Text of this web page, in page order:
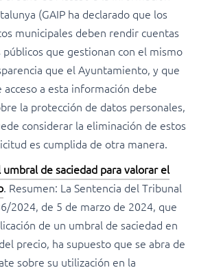
(GAIP ha declarado que los
municipales deben rendir cuentas
que gestionan con el mismo
que el Ayuntamiento, y que
acceso a esta información debe
la protección de datos personales,
considerar la eliminación de estos
es cumplida de otra manera.
umbral de saciedad para valorar el
. Resumen: La Sentencia del Tribunal
2024, de 5 de marzo de 2024, que
de un umbral de saciedad en
precio, ha supuesto que se abra de
sobre su utilización en la